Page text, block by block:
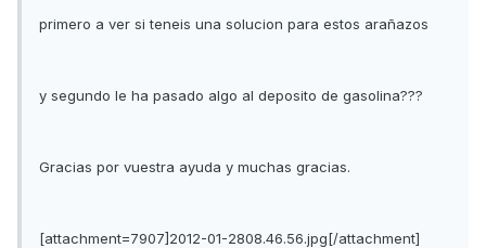
primero a ver si teneis una solucion para estos arañazos
y segundo le ha pasado algo al deposito de gasolina???
Gracias por vuestra ayuda y muchas gracias.
[attachment=7907]2012-01-2808.46.56.jpg[/attachment]